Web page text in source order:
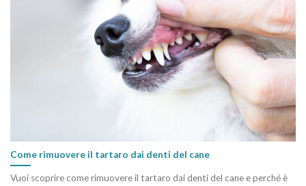
Come rimuovere il tartaro dai denti del cane
Vuoi scoprire come rimuovere il tartaro dai denti del cane e perché è